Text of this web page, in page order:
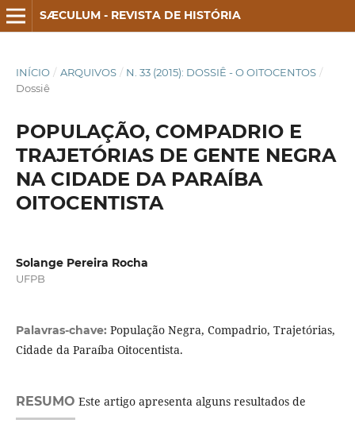
SÆCULUM - REVISTA DE HISTÓRIA
INÍCIO / ARQUIVOS / N. 33 (2015): DOSSIÊ - O OITOCENTOS /
Dossiê
POPULAÇÃO, COMPADRIO E
TRAJETÓRIAS DE GENTE NEGRA
NA CIDADE DA PARAÍBA
OITOCENTISTA
Solange Pereira Rocha
UFPB
Palavras-chave: População Negra, Compadrio, Trajetórias,
Cidade da Paraíba Oitocentista.
RESUMO Este artigo apresenta alguns resultados de